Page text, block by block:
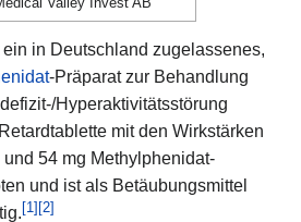
Valley Invest AB
ein in Deutschland zugelassenes,
-Präparat zur Behandlung
Hyperaktivitätsstörung
mit den Wirkstärken
54 mg Methylphenidat-
und ist als Betäubungsmittel
[1][2]